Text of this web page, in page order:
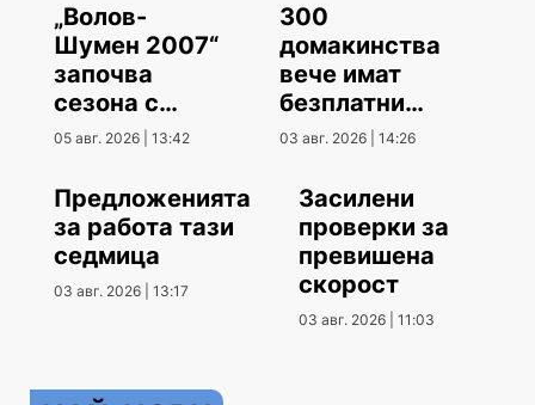
„Волов-
Шумен 2007“
започва
сезона с
гостуване
05 авг. 2026 | 13:42
300
домакинства
вече имат
безплатни
климатици
03 авг. 2026 | 14:26
Предложенията
за работа тази
седмица
03 авг. 2026 | 13:17
Засилени
проверки за
превишена
скорост
03 авг. 2026 | 11:03